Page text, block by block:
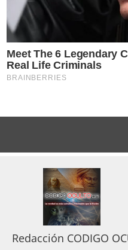
Redacción CODIGO